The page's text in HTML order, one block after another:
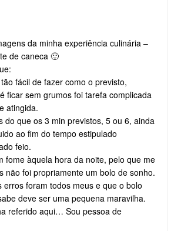
da minha experiência culinária –
de caneca 🙂
fácil de fazer como o previsto,
ficar sem grumos foi tarefa complicada
atingida.
do que os 3 min previstos, 5 ou 6, ainda
ao fim do tempo estipulado
feio.
fome àquela hora da noite, pelo que me
não foi propriamente um bolo de sonho.
erros foram todos meus e que o bolo
deve ser uma pequena maravilha.
referido aqui… Sou pessoa de